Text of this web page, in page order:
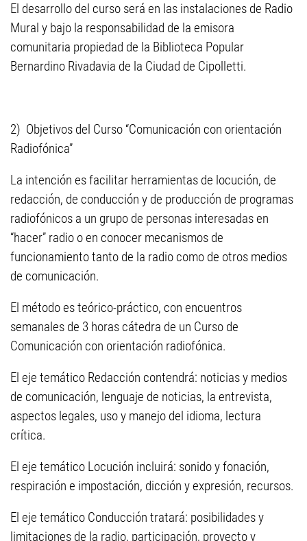
El desarrollo del curso será en las instalaciones de Radio
Mural y bajo la responsabilidad de la emisora
comunitaria propiedad de la Biblioteca Popular
Bernardino Rivadavia de la Ciudad de Cipolletti.
2) Objetivos del Curso “Comunicación con orientación
Radiofónica”
La intención es facilitar herramientas de locución, de
redacción, de conducción y de producción de programas
radiofónicos a un grupo de personas interesadas en
“hacer” radio o en conocer mecanismos de
funcionamiento tanto de la radio como de otros medios
de comunicación.
El método es teórico-práctico, con encuentros
semanales de 3 horas cátedra de un Curso de
Comunicación con orientación radiofónica.
El eje temático Redacción contendrá: noticias y medios
de comunicación, lenguaje de noticias, la entrevista,
aspectos legales, uso y manejo del idioma, lectura
crítica.
El eje temático Locución incluirá: sonido y fonación,
respiración e impostación, dicción y expresión, recursos.
El eje temático Conducción tratará: posibilidades y
limitaciones de la radio, participación, proyecto y